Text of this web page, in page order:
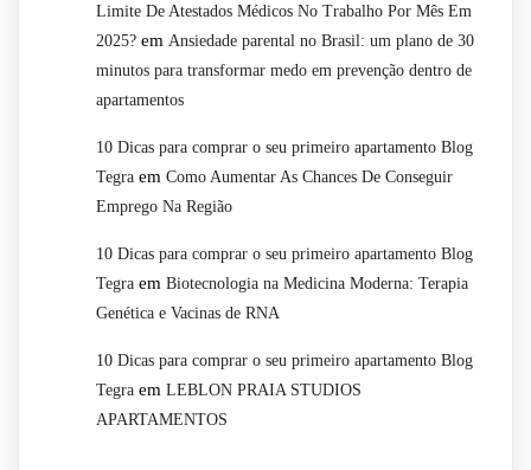
Limite De Atestados Médicos No Trabalho Por Mês Em
2025? em Ansiedade parental no Brasil: um plano de 30
minutos para transformar medo em prevenção dentro de
apartamentos
10 Dicas para comprar o seu primeiro apartamento Blog
Tegra em Como Aumentar As Chances De Conseguir
Emprego Na Região
10 Dicas para comprar o seu primeiro apartamento Blog
Tegra em Biotecnologia na Medicina Moderna: Terapia
Genética e Vacinas de RNA
10 Dicas para comprar o seu primeiro apartamento Blog
Tegra em LEBLON PRAIA STUDIOS
APARTAMENTOS